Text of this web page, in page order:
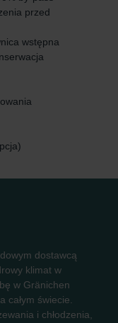
przed
wstępna
dostawcą
klimat w
w Gränichen
całym świecie.
i chłodzenia,